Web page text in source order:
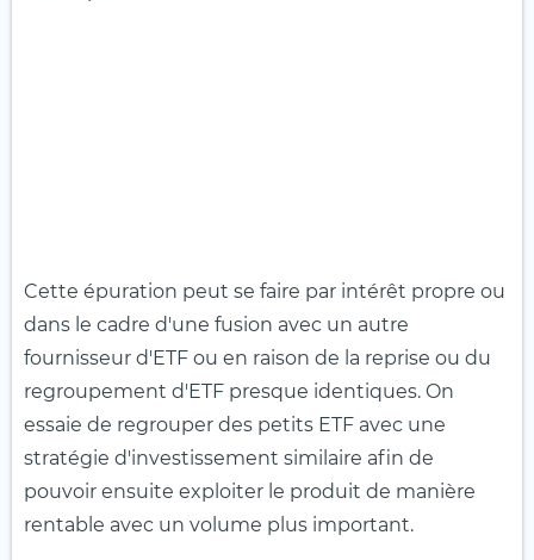
Cette épuration peut se faire par intérêt propre ou
dans le cadre d'une fusion avec un autre
fournisseur d'ETF ou en raison de la reprise ou du
regroupement d'ETF presque identiques. On
essaie de regrouper des petits ETF avec une
stratégie d'investissement similaire afin de
pouvoir ensuite exploiter le produit de manière
rentable avec un volume plus important.